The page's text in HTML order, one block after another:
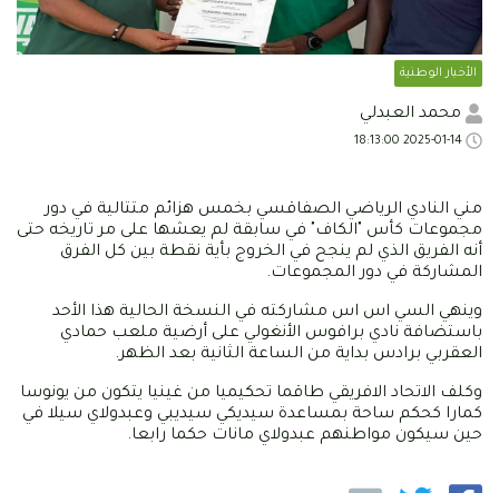
الأخبار الوطنية
محمد العبدلي
مني النادي الرياضي الصفاقسي بخمس هزائم متتالية في دور
مجموعات كأس "الكاف" في سابقة لم يعشها على مر تاريخه حتى
أنه الفريق الذي لم ينجح في الخروج بأية نقطة بين كل الفرق
المشاركة في دور المجموعات.
وينهي السي اس اس مشاركته في النسخة الحالية هذا الأحد
باستضافة نادي برافوس الأنغولي على أرضية ملعب حمادي
العقربي برادس بداية من الساعة الثانية بعد الظهر.
وكلف الاتحاد الافريقي طاقما تحكيميا من غينيا يتكون من يونوسا
كمارا كحكم ساحة بمساعدة سيديكي سيديبي وعبدولاي سيلا في
حين سيكون مواطنهم عبدولاي مانات حكما رابعا.